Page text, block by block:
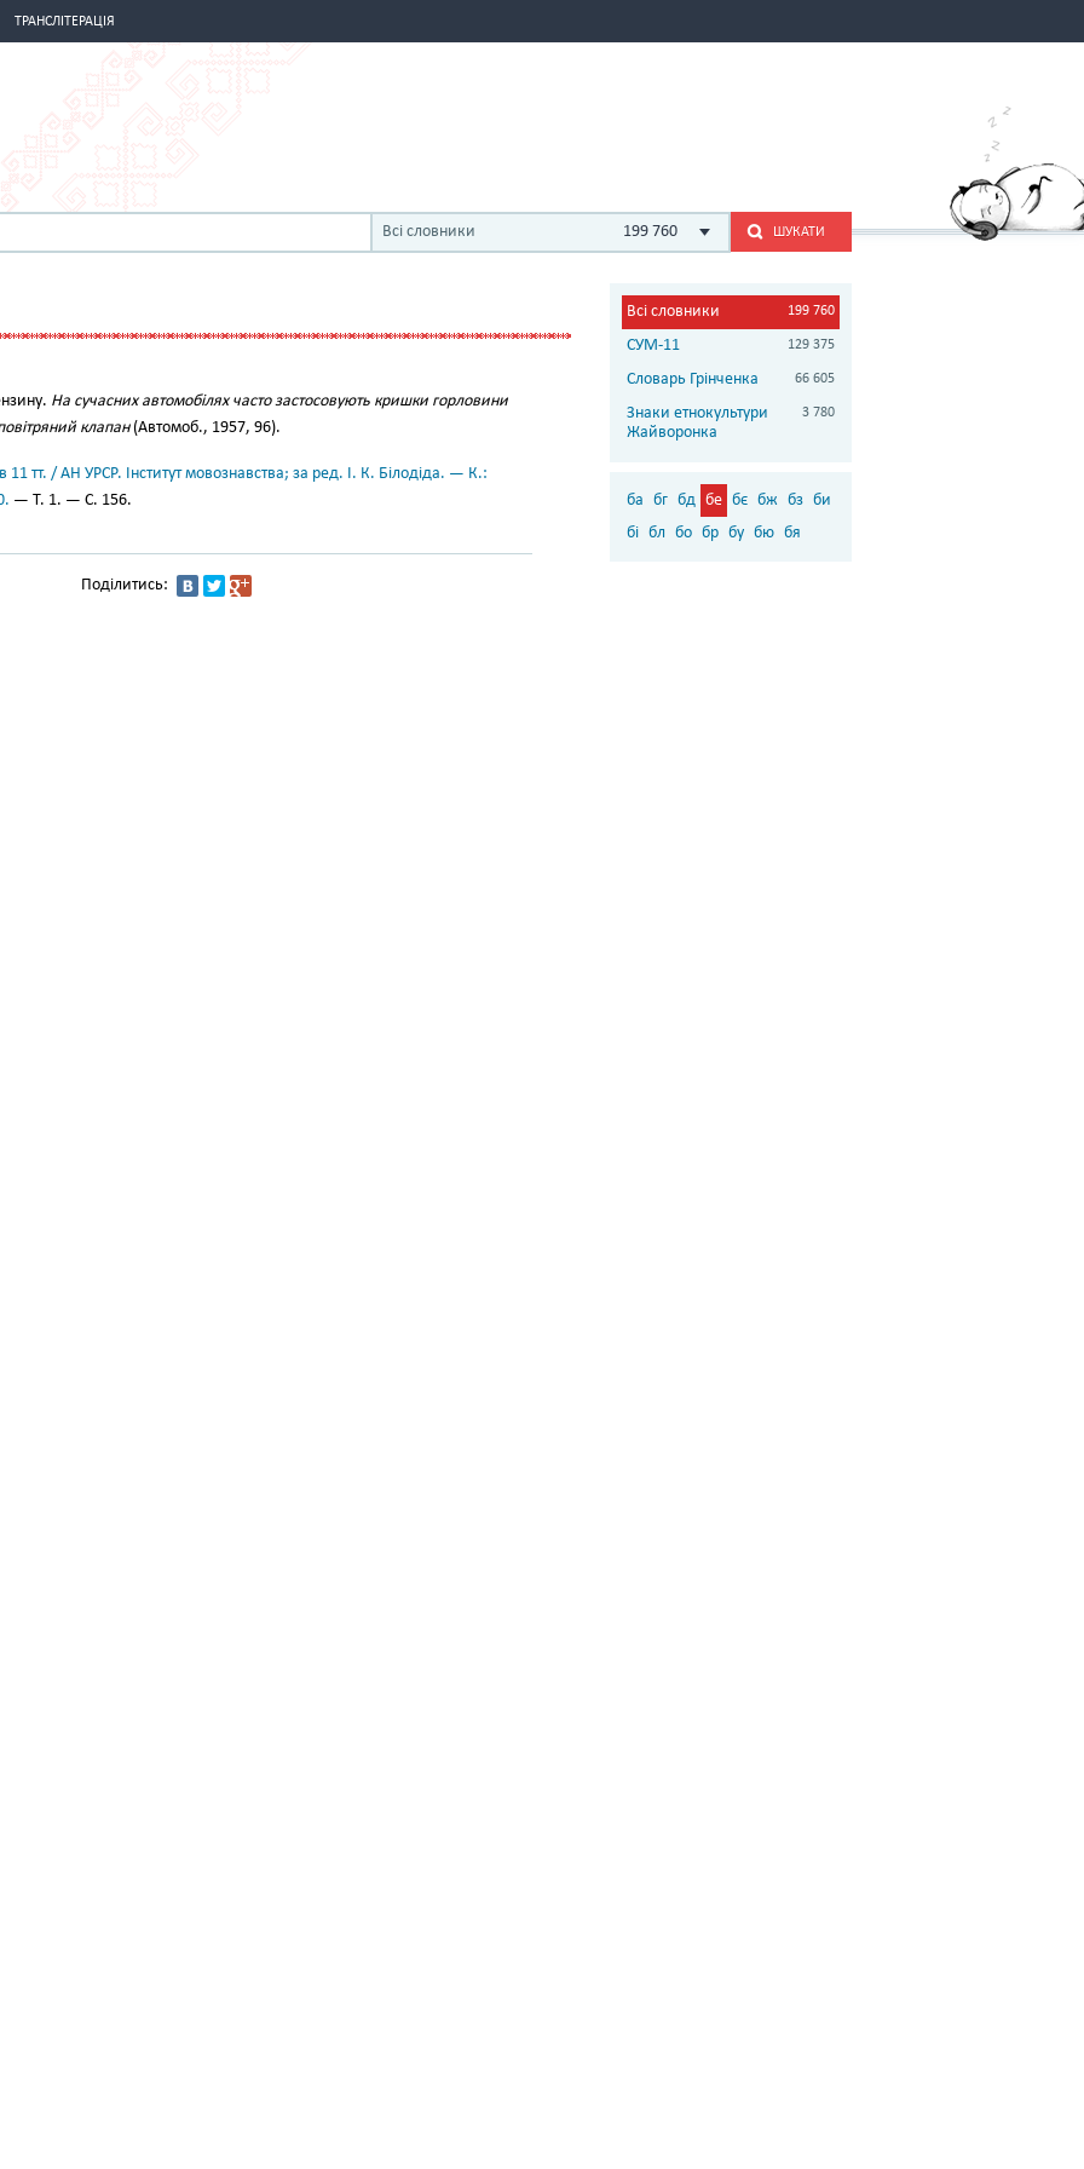
ТРАНСЛІТЕРАЦІЯ
Всі словники 199 760 ШУКАТИ
На сучасних автомобілях часто застосовують кришки горловини
клапан(Автомоб., 1957, 96).
11 тт. / АН УРСР. Інститут мовознавства; за ред. І. К. Білодіда. — К.:
— Т. 1. — С. 156.
Поділитись:
Всі словники 199 760
СУМ-11 129 375
Словарь Грінченка 66 605
Знаки етнокультури
Жайворонка
3 780
ба бг бд бе бє бж бз би
бі бл бо бр бу бю бя